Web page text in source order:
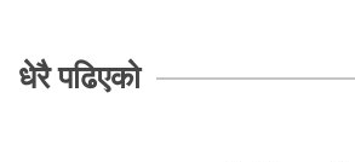
धेरै पढिएको